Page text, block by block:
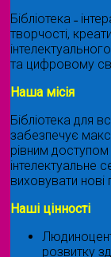
Бібліотека ˗
творчості,
та цифровому
Наша місія
Бібліотека для
забезпечує
рівним
інтелектуальне
виховувати нові
Наші цінності
розвитку